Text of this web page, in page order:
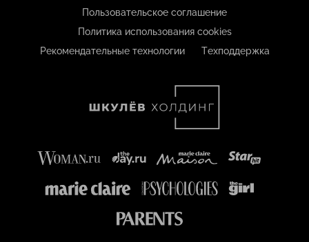
Пользовательское соглашение
Политика использования cookies
Рекомендательные технологии
Техподдержка